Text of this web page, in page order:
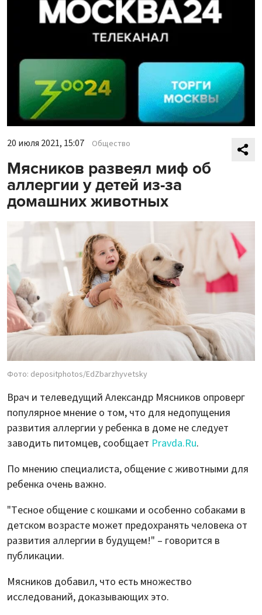
20 июля 2021, 15:07 Общество
Мясников развеял миф об
аллергии у детей из-за
домашних животных
Фото: depositphotos/EdZbarzhyvetsky
Врач и телеведущий Александр Мясников опроверг
популярное мнение о том, что для недопущения
развития аллергии у ребенка в доме не следует
заводить питомцев, сообщает Pravda.Ru.
По мнению специалиста, общение с животными для
ребенка очень важно.
"Тесное общение с кошками и особенно собаками в
детском возрасте может предохранять человека от
развития аллергии в будущем!" – говорится в
публикации.
Мясников добавил, что есть множество
исследований, доказывающих это.